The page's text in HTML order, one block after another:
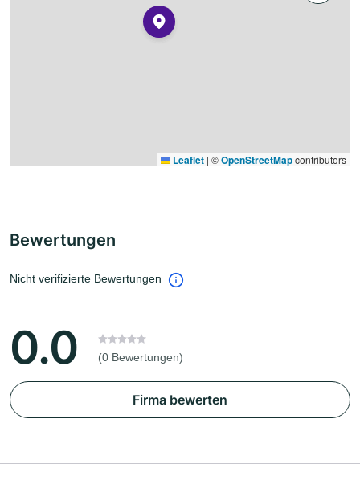
Leaflet | ©OpenStreetMapcontributors
Bewertungen
Nicht verifizierte Bewertungen
0.0 (0 Bewertungen)
Firma bewerten